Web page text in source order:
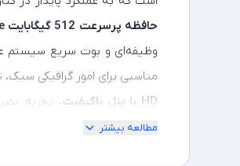
حافظه پرسرعت 512 گیگابایت SSD NVMe
وظیفه‌ای و بوت سریع سیستم‌
مناسبی برای امور گرافیکی
HD با پنل باکیفیت
، تجربه
مزیت‌های مهم این مدل،
مطالعه بیشتر